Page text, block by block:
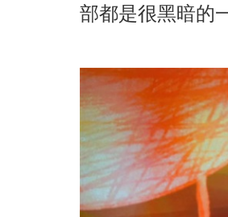
部都是很黑暗的